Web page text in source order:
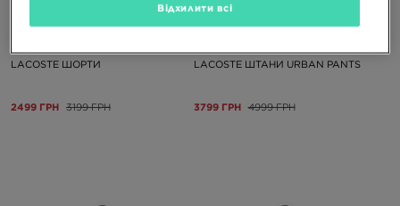
LACOSTE ШОРТИ
2499 ГРН 3199 ГРН
LACOSTE ШТАНИ URBAN PANTS
3799 ГРН 4999 ГРН
Відхилити всі